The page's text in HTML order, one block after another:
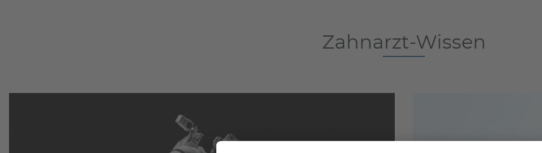
Zahnarzt-Wissen